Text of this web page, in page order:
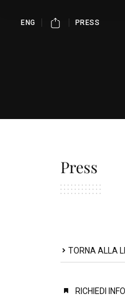
ENG PRESS
Press
TORNA ALLA
RICHIEDI